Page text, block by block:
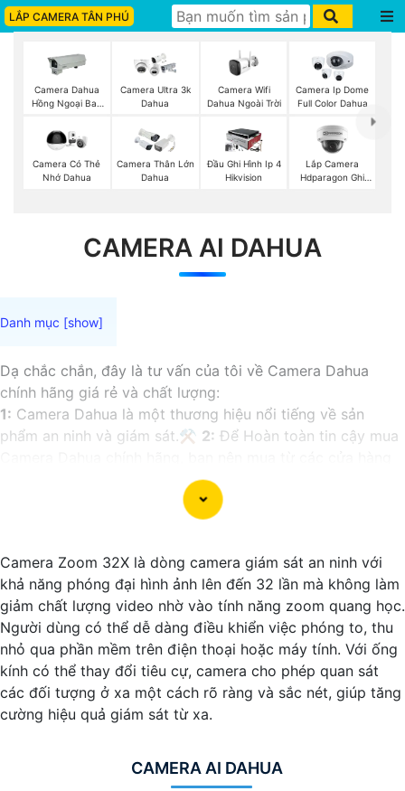
LẮP CAMERA TÂN PHÚ
Camera Dahua
Hồng Ngoại Ban
Camera Ultra 3k
Dahua
Camera Wifi
Dahua Ngoài Trời
Camera Ip Dome
Full Color Dahua
Camera Có Thẻ
Nhớ Dahua
Camera Thân Lớn
Dahua
Đầu Ghi Hình Ip 4
Hikvision
Lắp Camera
Hdparagon Ghi
CAMERA AI DAHUA
Dạ chắc chắn, đây là tư vấn của tôi về Camera Dahua
chính hãng giá rẻ và chất lượng:
1: Camera Dahua là một thương hiệu nổi tiếng về sản
phẩm an ninh và giám sát.⚒ 2: Để Hoàn toàn tin cậy mua
uy tín hoặc các đại lý chính thức của Dahua.☄️
của Camera Dahua có thể thay đổi tùy vào model và chức
năng của camera. Bạn nên tìm hiểu kỹ trước khi đầu tư.🎖️
độ phân giải cao, tính năng thông minh và độ tin cậy.💖
Nếu bạn muốn tìm camera Dahua giá rẻ, bạn có thể tham
khảo trên các website thương mại điện tử hoặc tại các
cửa hàng điện tử.
Hy vọng rằng những thông tin trên sẽ giúp bạn chọn lựa
được Camera Dahua chính hãng, giá rẻ và chất lượng. Nếu
bạn có thêm câu hỏi hoặc cần tư vấn thêm, đừng ngần
ngại để lại Cung cấp cho công trình biết.
Camera Zoom 32X là dòng camera giám sát an ninh với
khả năng phóng đại hình ảnh lên đến 32 lần mà không làm
giảm chất lượng video nhờ vào tính năng zoom quang học.
Người dùng có thể dễ dàng điều khiển việc phóng to, thu
nhỏ qua phần mềm trên điện thoại hoặc máy tính. Với ống
kính có thể thay đổi tiêu cự, camera cho phép quan sát
các đối tượng ở xa một cách rõ ràng và sắc nét, giúp tăng
cường hiệu quả giám sát từ xa.
CAMERA AI DAHUA